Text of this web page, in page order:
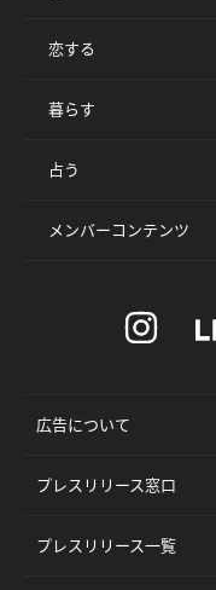
恋する
暮らす
占う
メンバーコンテンツ
広告について
プレスリリース窓口
プレスリリース一覧